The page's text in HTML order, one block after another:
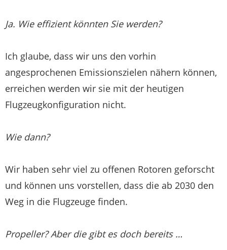
Ja. Wie effizient könnten Sie werden?
Ich glaube, dass wir uns den vorhin
angesprochenen Emissionszielen nähern können,
erreichen werden wir sie mit der heutigen
Flugzeugkonfiguration nicht.
Wie dann?
Wir haben sehr viel zu offenen Rotoren geforscht
und können uns vorstellen, dass die ab 2030 den
Weg in die Flugzeuge finden.
Propeller? Aber die gibt es doch bereits …